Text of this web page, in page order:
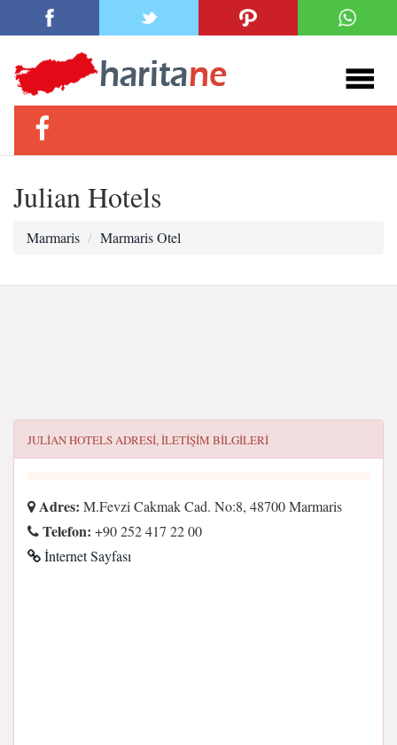
Julian Hotels
Marmaris Marmaris Otel
JULIAN HOTELSADRESI, ILETIŞIM BILGILERI
Adres: M.Fevzi Cakmak Cad. No:8, 48700 Marmaris
Telefon: +90 252 417 22 00
İnternet Sayfası